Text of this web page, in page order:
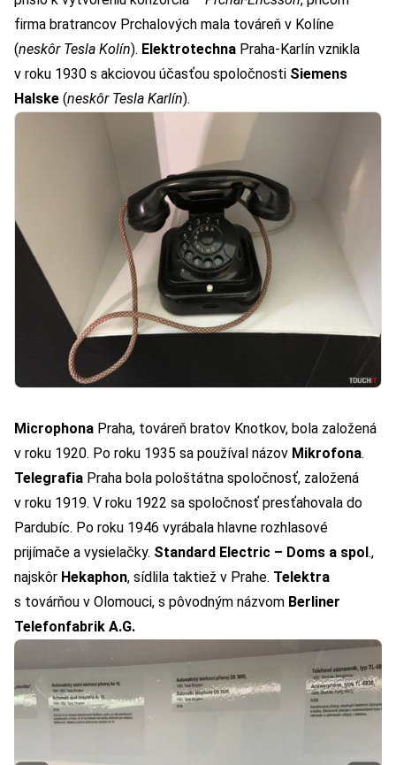
firma bratrancov Prchalových mala továreň v Kolíne
(neskôr Tesla Kolín). Elektrotechna Praha-Karlín vznikla
v roku 1930 s akciovou účasťou spoločnosti Siemens
Halske (neskôr Tesla Karlín).
Microphona Praha, továreň bratov Knotkov, bola založená
v roku 1920. Po roku 1935 sa používal názov Mikrofona.
Telegrafia Praha bola pološtátna spoločnosť, založená
v roku 1919. V roku 1922 sa spoločnosť presťahovala do
Pardubíc. Po roku 1946 vyrábala hlavne rozhlasové
prijímače a vysielačky. Standard Electric – Doms a spol.,
najskôr Hekaphon, sídlila taktiež v Prahe. Telektra
s továrňou v Olomouci, s pôvodným názvom Berliner
Telefonfabrik A.G.